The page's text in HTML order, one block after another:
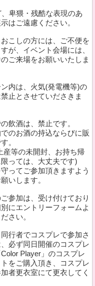
、卑猥・残酷な表現のあ
はご遠慮ください。
おこしの方には、ご不便を
が、イベント会場には、
ご来場をお願いいたしま
ン内は、火気(発電機等)の
止とさせていださきま
飲酒は、禁止です。
のお酒の持込ならびに販
。
等の未開封、お持ち帰
っては、大丈夫です)
ってご参加頂きますよう
いします。
ご参加は、受け付けており
にエントリーフォームよ
さい。
同行者でコスプレで参加さ
必ず同日開催のコスプレ
Player」のコスプレ
をご購入頂き、コスプレ
者更衣室にて更衣してく